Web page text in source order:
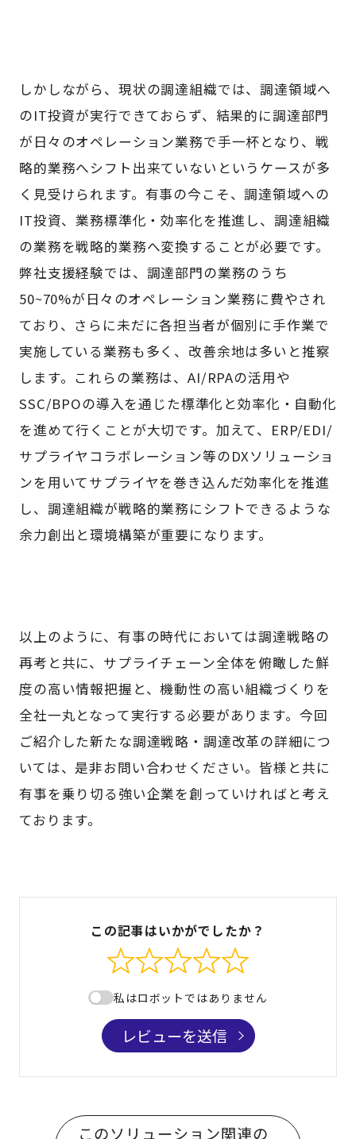
しかしながら、現状の調達組織では、調達領域へ
のIT投資が実行できておらず、結果的に調達部門
が日々のオペレーション業務で手一杯となり、戦
略的業務へシフト出来ていないというケースが多
く見受けられます。有事の今こそ、調達領域への
IT投資、業務標準化・効率化を推進し、調達組織
の業務を戦略的業務へ変換することが必要です。
弊社支援経験では、調達部門の業務のうち
50~70%が日々のオペレーション業務に費やされ
ており、さらに未だに各担当者が個別に手作業で
実施している業務も多く、改善余地は多いと推察
します。これらの業務は、AI/RPAの活用や
SSC/BPOの導入を通じた標準化と効率化・自動化
を進めて行くことが大切です。加えて、ERP/EDI/
サプライヤコラボレーション等のDXソリューショ
ンを用いてサプライヤを巻き込んだ効率化を推進
し、調達組織が戦略的業務にシフトできるような
余力創出と環境構築が重要になります。
以上のように、有事の時代においては調達戦略の
再考と共に、サプライチェーン全体を俯瞰した鮮
度の高い情報把握と、機動性の高い組織づくりを
全社一丸となって実行する必要があります。今回
ご紹介した新たな調達戦略・調達改革の詳細につ
いては、是非お問い合わせください。皆様と共に
有事を乗り切る強い企業を創っていければと考え
ております。
この記事はいかがでしたか？
私はロボットではありません
レビューを送信
このソリューション関連の